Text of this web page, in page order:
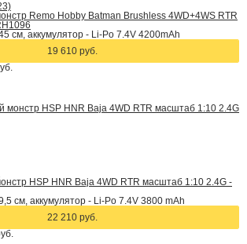
Remo Hobby Batman Brushless 4WD+4WS RTR
см, аккумулятор - Li-Po 7.4V 4200mAh
19 610 руб.
HSP HNR Baja 4WD RTR масштаб 1:10 2.4G -
см, аккумулятор - Li-Po 7.4V 3800 mAh
22 210 руб.